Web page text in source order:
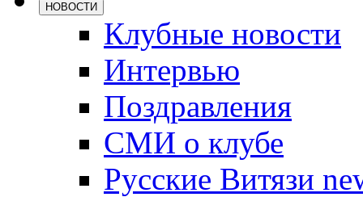
НОВОСТИ
Клубные новости
Интервью
Поздравления
СМИ о клубе
Русские Витязи